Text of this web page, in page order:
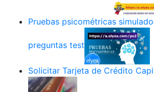
Pruebas psicométricas
preguntas test
Solicitar Tarjeta de Crédito